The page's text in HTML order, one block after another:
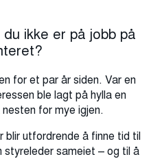
ikke er på jobb på
for et par år siden. Var en
ble lagt på hylla en
for mye igjen.
blir utfordrende å finne tid til
styreleder sameiet – og til å